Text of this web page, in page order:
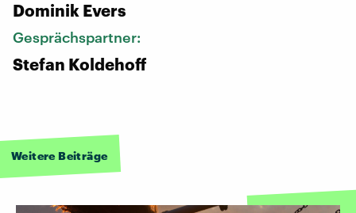
Dominik Evers
Gesprächspartner:
Stefan Koldehoff
Weitere Beiträge